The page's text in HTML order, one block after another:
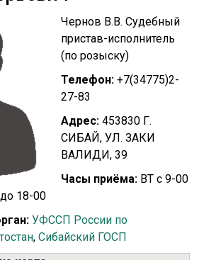
Чернов В.В. Судебный
пристав-исполнитель
(по розыску)
Телефон: +7(34775)2-
27-83
Адрес: 453830 Г.
СИБАЙ, УЛ. ЗАКИ
ВАЛИДИ, 39
Часы приёма: ВТ с 9-00
18-00
УФССП России по
,Сибайский ГОСП